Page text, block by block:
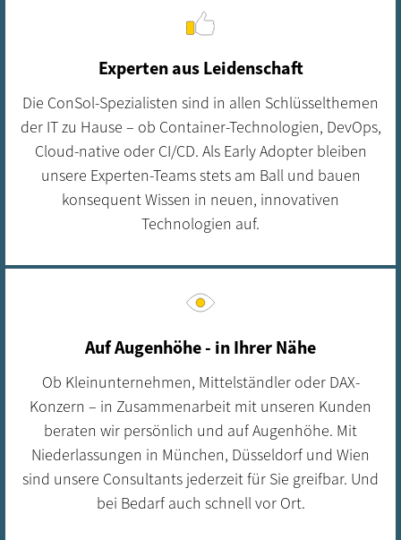
Experten aus Leidenschaft
Die ConSol-Spezialisten sind in allen Schlüsselthemen
der IT zu Hause – ob Container-Technologien, DevOps,
Cloud-native oder CI/CD. Als Early Adopter bleiben
unsere Experten-Teams stets am Ball und bauen
konsequent Wissen in neuen, innovativen
Technologien auf.
Auf Augenhöhe - in Ihrer Nähe
Ob Kleinunternehmen, Mittelständler oder DAX-
Konzern – in Zusammenarbeit mit unseren Kunden
beraten wir persönlich und auf Augenhöhe. Mit
Niederlassungen in München, Düsseldorf und Wien
sind unsere Consultants jederzeit für Sie greifbar. Und
bei Bedarf auch schnell vor Ort.